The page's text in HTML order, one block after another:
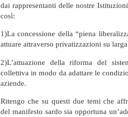
dai rappresentanti delle nostre
così:
1)La concessione della “piena
attuare attraverso privatizzazioni su
2)L’attuazione della riforma del
collettiva in modo da adattare le
aziende.
Ritengo che su questi due temi che
del manifesto sardo sia opportuna